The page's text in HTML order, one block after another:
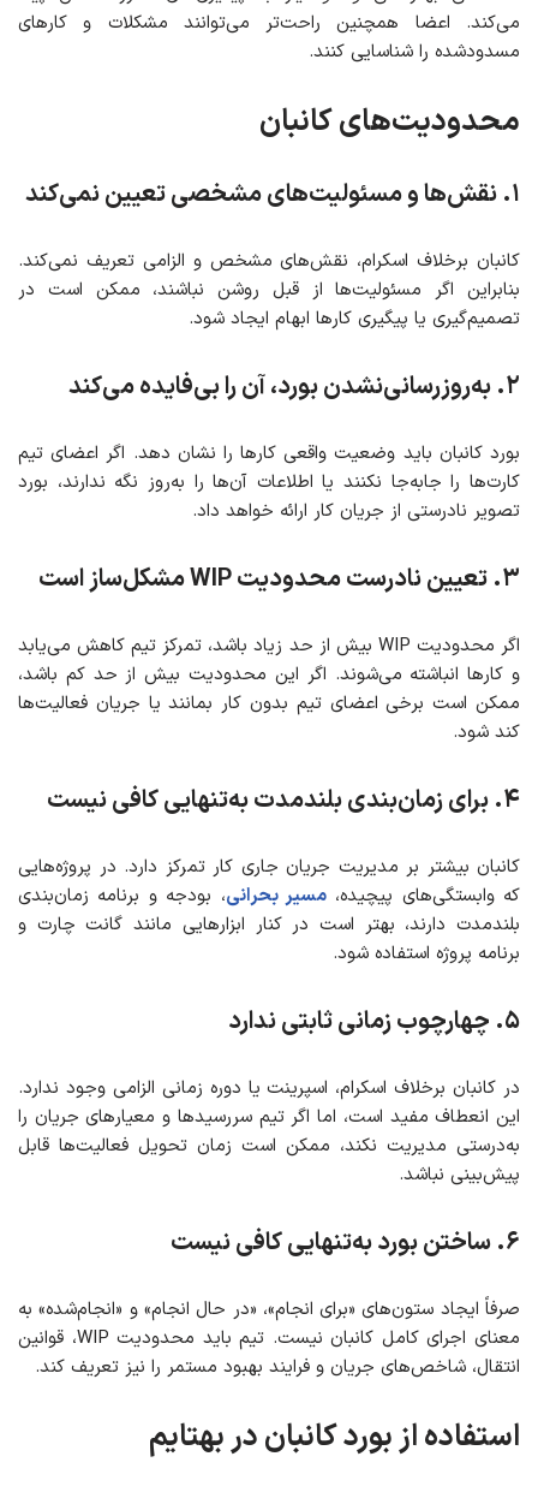
می‌کند. اعضا همچنین راحت‌تر می‌توانند مشکلات و کارهای
مسدودشده را شناسایی کنند.
محدودیت‌های کانبان
۱. نقش‌ها و مسئولیت‌های مشخصی تعیین نمی‌کند
کانبان برخلاف اسکرام، نقش‌های مشخص و الزامی تعریف نمی‌کند.
بنابراین اگر مسئولیت‌ها از قبل روشن نباشند، ممکن است در
تصمیم‌گیری یا پیگیری کارها ابهام ایجاد شود.
۲. به‌روزرسانی‌نشدن بورد، آن را بی‌فایده می‌کند
بورد کانبان باید وضعیت واقعی کارها را نشان دهد. اگر اعضای تیم
کارت‌ها را جابه‌جا نکنند یا اطلاعات آن‌ها را به‌روز نگه ندارند، بورد
تصویر نادرستی از جریان کار ارائه خواهد داد.
۳. تعیین نادرست محدودیت WIP مشکل‌ساز است
اگر محدودیت WIP بیش از حد زیاد باشد، تمرکز تیم کاهش می‌یابد
و کارها انباشته می‌شوند. اگر این محدودیت بیش از حد کم باشد،
ممکن است برخی اعضای تیم بدون کار بمانند یا جریان فعالیت‌ها
کند شود.
۴. برای زمان‌بندی بلندمدت به‌تنهایی کافی نیست
کانبان بیشتر بر مدیریت جریان جاری کار تمرکز دارد. در پروژه‌هایی
که وابستگی‌های پیچیده،مسیر بحرانی، بودجه و برنامه زمان‌بندی
بلندمدت دارند، بهتر است در کنار ابزارهایی مانند گانت چارت و
برنامه پروژه استفاده شود.
۵. چهارچوب زمانی ثابتی ندارد
در کانبان برخلاف اسکرام، اسپرینت یا دوره زمانی الزامی وجود ندارد.
این انعطاف مفید است، اما اگر تیم سررسیدها و معیارهای جریان را
به‌درستی مدیریت نکند، ممکن است زمان تحویل فعالیت‌ها قابل
پیش‌بینی نباشد.
۶. ساختن بورد به‌تنهایی کافی نیست
صرفاً ایجاد ستون‌های «برای انجام»، «در حال انجام» و «انجام‌شده» به
معنای اجرای کامل کانبان نیست. تیم باید محدودیت WIP، قوانین
انتقال، شاخص‌های جریان و فرایند بهبود مستمر را نیز تعریف کند.
استفاده از بورد کانبان در بهتایم